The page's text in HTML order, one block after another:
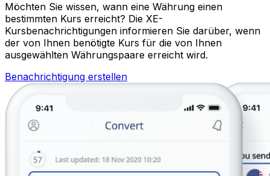
Möchten Sie wissen, wann eine Währung einen
bestimmten Kurs erreicht? Die XE-
Kursbenachrichtigungen informieren Sie darüber, wenn
der von Ihnen benötigte Kurs für die von Ihnen
ausgewählten Währungspaare erreicht wird.
Benachrichtigung erstellen